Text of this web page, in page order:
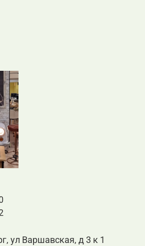
ул Варшавская, д 3 к 1